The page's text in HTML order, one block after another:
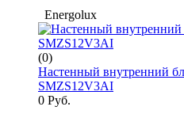
Energolux
(0)
Настенный внутренний
SMZS12V3AI
0 Руб.